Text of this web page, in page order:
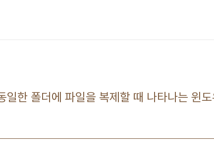
한 폴더에 파일을 복제할 때 나타나는 윈도